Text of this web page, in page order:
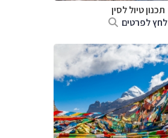
תכנון טיוללסין
לחץ לפרטים